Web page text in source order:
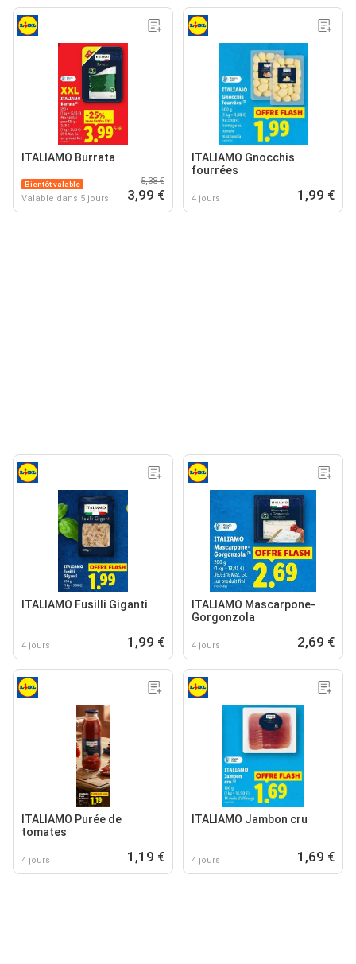
ITALIAMO Burrata
Bientôt valable
Valable dans 5 jours
5,38 €
3,99 €
ITALIAMO Gnocchis
fourrées
4 jours 1,99 €
ITALIAMO Fusilli Giganti
4 jours 1,99 €
ITALIAMO Mascarpone-
Gorgonzola
4 jours 2,69 €
ITALIAMO Purée de
tomates
4 jours 1,19 €
ITALIAMO Jambon cru
4 jours 1,69 €